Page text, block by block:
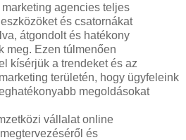
agencies teljes
és csatornákat
átgondolt és hatékony
meg. Ezen túlmenően
kísérjük a trendeket és az
területén, hogy ügyfeleink
megoldásokat
vállalat online
és